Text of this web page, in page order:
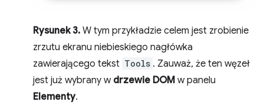
Rysunek 3. W tym przykładzie celem jest zrobienie
zrzutu ekranu niebieskiego nagłówka
zawierającego tekst Tools . Zauważ, że ten węzeł
jest już wybrany w drzewie DOM w panelu
Elementy.